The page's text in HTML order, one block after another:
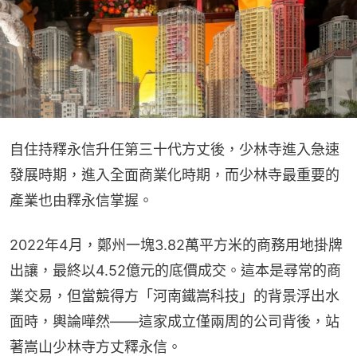
自住持釋永信升任第三十代方丈後，少林寺進入急速
發展時期，進入全面商業化時期，而少林寺最重要的
產業也由釋永信掌握。
2022年4月，鄭州一塊3.82萬平方米的商務用地掛牌
出讓，最終以4.52億元的底價成交。這本是尋常的商
業交易，但當競得方「河南鐵嵩科技」的背景浮出水
面時，輿論嘩然——這家成立僅兩周的公司背後，站
著嵩山少林寺方丈釋永信。